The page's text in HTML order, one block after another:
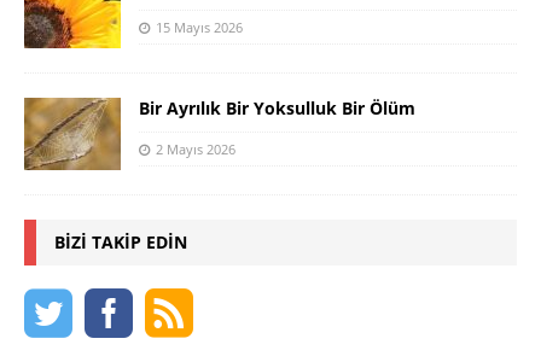
15 Mayıs 2026
Bir Ayrılık Bir Yoksulluk Bir Ölüm
2 Mayıs 2026
BIZI TAKIP EDIN